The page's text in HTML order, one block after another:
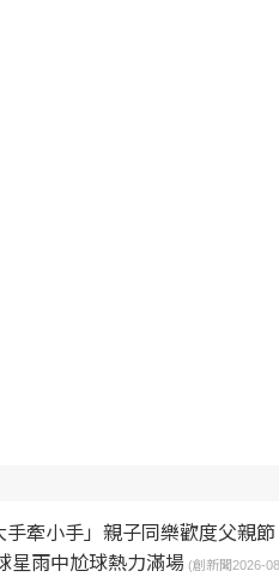
牽小手」親子同樂歡度父親節
雨中尬球熱力滿場 (創新聞2026-